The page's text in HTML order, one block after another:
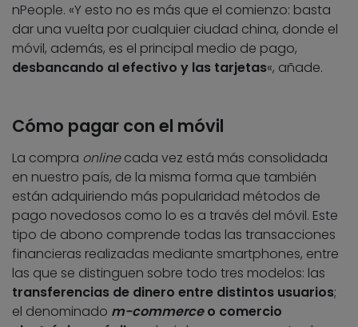
nPeople. «Y esto no es más que el comienzo: basta
dar una vuelta por cualquier ciudad china, donde el
móvil, además, es el principal medio de pago,
desbancando al efectivo y las tarjetas«, añade.
Cómo pagar con el móvil
La compra onlinecada vez está más consolidada
en nuestro país, de la misma forma que también
están adquiriendo más popularidad métodos de
pago novedosos como lo es a través del móvil. Este
tipo de abono comprende todas las transacciones
financieras realizadas mediante smartphones, entre
las que se distinguen sobre todo tres modelos: las
transferencias de dinero entre distintos usuarios;
el denominado m-commerceo comercio